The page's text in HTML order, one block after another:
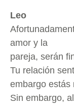
Leo
amor y la
pareja, serán
Tu relación
embargo estás
Sin embargo,